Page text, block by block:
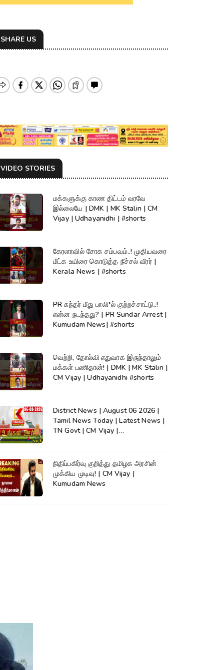
SHARE US
VIDEO STORIES
மக்களுக்கு காண திட்டம் வரவே
இல்லையே | DMK | MK Stalin | CM
Vijay | Udhayanidhi | #shorts
கேரளாவில் சோக சம்பவம்..! முதியவரை
மீட்க உயிரை கொடுத்த நீச்சல் வீரர் |
Kerala News | #shorts
PR சுந்தர் மீது பாலி*ல் குற்றச்சாட்டு..!
என்ன நடந்தது? | PR Sundar Arrest |
Kumudam News| #shorts
வெற்றி, தோல்வி எதுவாக இருந்தாலும்
மக்கள் பணிதான்! | DMK | MK Stalin |
CM Vijay | Udhayanidhi #shorts
District News | August 06 2026 |
Tamil News Today | Latest News |
TN Govt | CM Vijay |
நிதிப்பகிர்வு குறித்து தமிழக அரசின்
முக்கிய முடிவு! | CM Vijay |
Kumudam News